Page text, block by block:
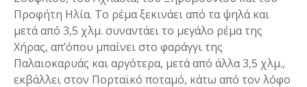
Προφήτη Ηλία. Το ρέμα ξεκινάει από τα ψηλά και
μετά από 3,5 χλμ. συναντάει το μεγάλο ρέμα της
Χήρας, απ’όπου μπαίνει στο φαράγγι της
Παλαιοκαρυάς και αργότερα, μετά από άλλα 3,5 χλμ.,
εκβάλλει στον Πορταϊκό ποταμό, κάτω από τον λόφο